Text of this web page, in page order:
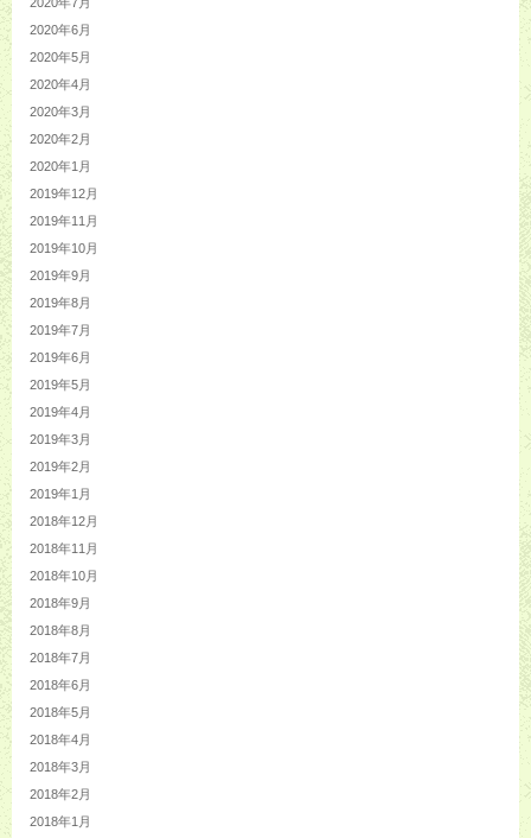
2020年6月
2020年5月
2020年4月
2020年3月
2020年2月
2020年1月
2019年12月
2019年11月
2019年10月
2019年9月
2019年8月
2019年7月
2019年6月
2019年5月
2019年4月
2019年3月
2019年2月
2019年1月
2018年12月
2018年11月
2018年10月
2018年9月
2018年8月
2018年7月
2018年6月
2018年5月
2018年4月
2018年3月
2018年2月
2018年1月